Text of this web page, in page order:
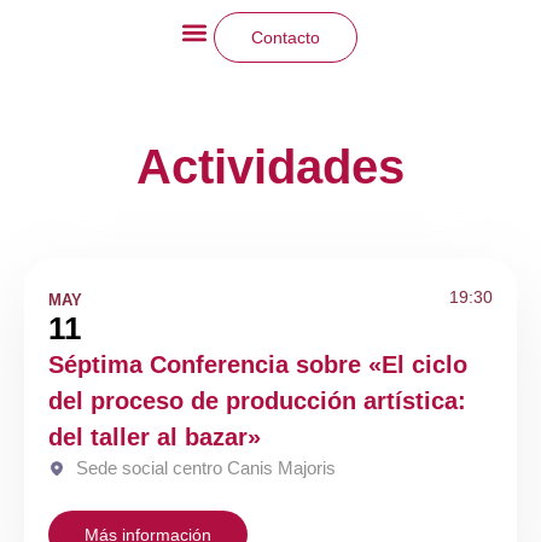
Contacto
Actividades
MAY
11
19:30
Séptima Conferencia sobre «El ciclo
del proceso de producción artística:
del taller al bazar»
Sede social centro Canis Majoris
Más información